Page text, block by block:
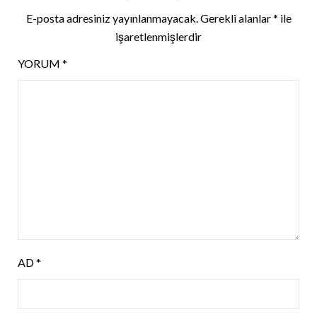
E-posta adresiniz yayınlanmayacak.Gerekli alanlar* ile
işaretlenmişlerdir
YORUM *
AD*